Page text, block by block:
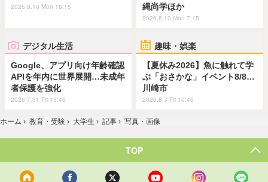
2026.8.10 Mon 18:15
縄尚学ほか
2026.8.10 Mon 7:15
デジタル生活
Google、アプリ向け年齢確認
APIを年内に世界展開…未成年
者保護を強化
2026.7.31 Fri 13:45
趣味・娯楽
【夏休み2026】魚に触れて学
ぶ「おさかな」イベント8/8…
川崎市
2026.8.7 Fri 10:45
ホーム › 教育・受験 › 大学生 › 記事 › 写真・画像
TOP